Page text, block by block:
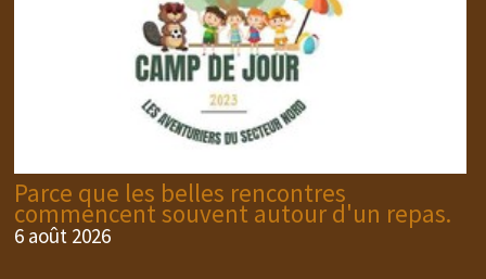
Parce que les belles rencontres
commencent souvent autour d'un repas.
6 août 2026